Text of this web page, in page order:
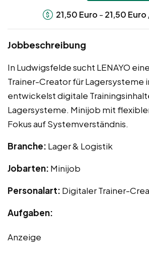
21,50 Euro - 21,50 Euro
Jobbeschreibung
In Ludwigsfelde sucht LENAYO
Trainer-Creator für Lagersysteme
entwickelst digitale
Lagersysteme. Minijob mit
Fokus auf Systemverständnis.
Branche: Lager & Logistik
Jobarten: Minijob
Personalart: Digitaler Trainer-
Aufgaben:
Anzeige